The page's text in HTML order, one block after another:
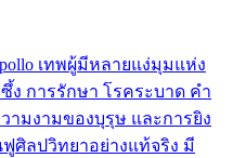
เทพผู้มีหลายแง่มุมแห่ง
การรักษา โรคระบาด คำ
มงามของบุรุษ และการยิง
ลปวิทยาอย่างแท้จริง มี